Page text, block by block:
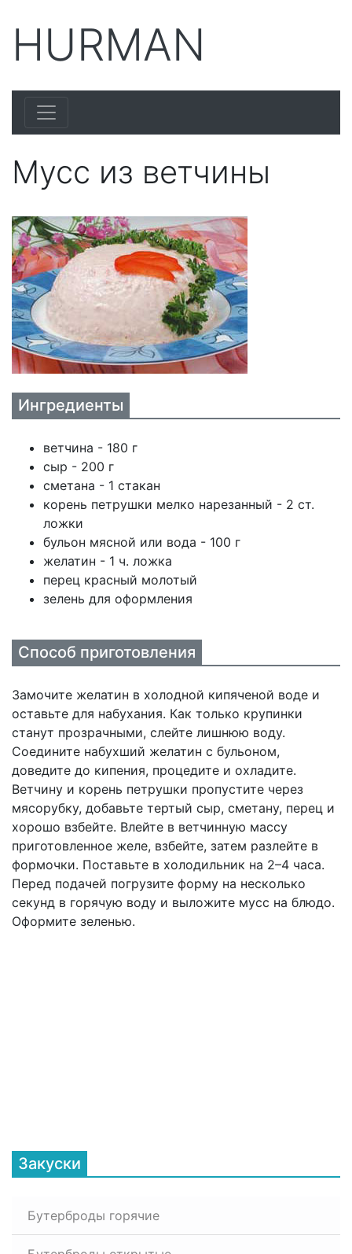
HURMAN
Мусс из ветчины
Ингредиенты
ветчина - 180 г
сыр - 200 г
сметана - 1 стакан
корень петрушки мелко нарезанный - 2 ст.
ложки
бульон мясной или вода - 100 г
желатин - 1 ч. ложка
перец красный молотый
зелень для оформления
Способ приготовления
Замочите желатин в холодной кипяченой воде и
оставьте для набухания. Как только крупинки
станут прозрачными, слейте лишнюю воду.
Соедините набухший желатин с бульоном,
доведите до кипения, процедите и охладите.
Ветчину и корень петрушки пропустите через
мясорубку, добавьте тертый сыр, сметану, перец и
хорошо взбейте. Влейте в ветчинную массу
приготовленное желе, взбейте, затем разлейте в
формочки. Поставьте в холодильник на 2–4 часа.
Перед подачей погрузите форму на несколько
секунд в горячую воду и выложите мусс на блюдо.
Оформите зеленью.
Закуски
Бутерброды горячие